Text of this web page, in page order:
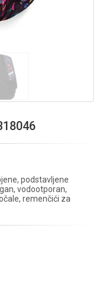
podstavljene
vodootporan,
remenčići za